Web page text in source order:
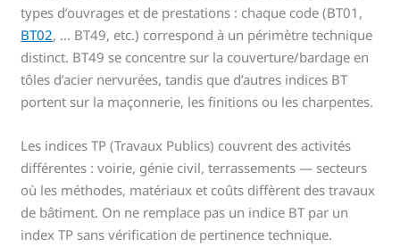
types d’ouvrages et de prestations : chaque code (BT01,
BT02, … BT49, etc.) correspond à un périmètre technique
distinct. BT49 se concentre sur la couverture/bardage en
tôles d’acier nervurées, tandis que d’autres indices BT
portent sur la maçonnerie, les finitions ou les charpentes.
Les indices TP (Travaux Publics) couvrent des activités
différentes : voirie, génie civil, terrassements — secteurs
où les méthodes, matériaux et coûts diffèrent des travaux
de bâtiment. On ne remplace pas un indice BT par un
index TP sans vérification de pertinence technique.